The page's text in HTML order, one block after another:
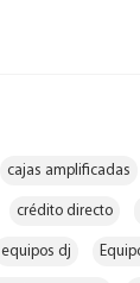
cajas amplificadas
crédito directo
equipos dj